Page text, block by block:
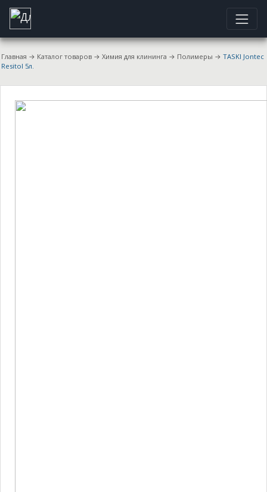
Главная → Каталог товаров → Химия для клининга → Полимеры → TASKI Jontec
Resitol 5л.